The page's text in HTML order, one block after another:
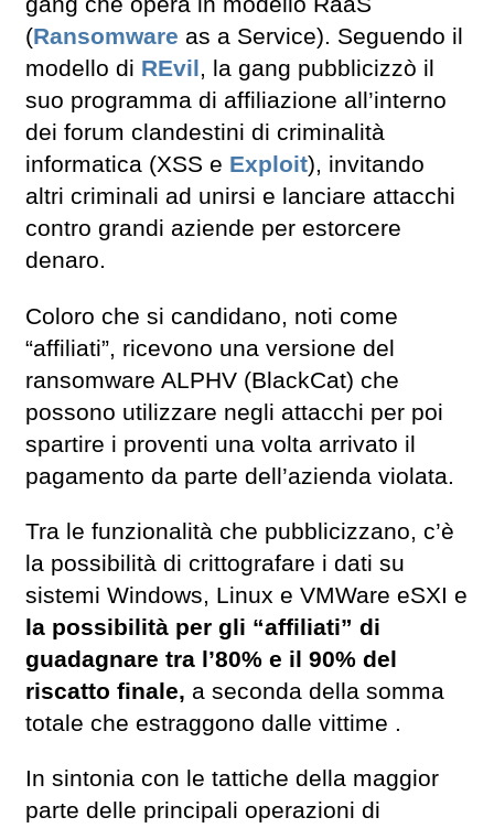
(Ransomware as a Service). Seguendo il
modello di REvil , la gang pubblicizzò il
suo programma di affiliazione all’interno
dei forum clandestini di criminalità
informatica (XSS e Exploit), invitando
altri criminali ad unirsi e lanciare attacchi
contro grandi aziende per estorcere
denaro.
Coloro che si candidano, noti come
“affiliati”, ricevono una versione del
ransomware ALPHV (BlackCat) che
possono utilizzare negli attacchi per poi
spartire i proventi una volta arrivato il
pagamento da parte dell’azienda violata.
Tra le funzionalità che pubblicizzano, c’è
la possibilità di crittografare i dati su
sistemi Windows, Linux e VMWare eSXI e
la possibilità per gli “affiliati” di
guadagnare tra l’80% e il 90% del
riscatto finale, a seconda della somma
totale che estraggono dalle vittime .
In sintonia con le tattiche della maggior
parte delle principali operazioni di